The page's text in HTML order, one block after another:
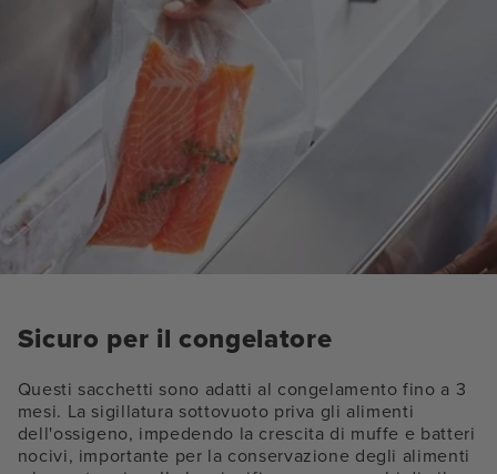
Sicuro per il congelatore
Questi sacchetti sono adatti al congelamento fino a 3
mesi. La sigillatura sottovuoto priva gli alimenti
dell'ossigeno, impedendo la crescita di muffe e batteri
nocivi, importante per la conservazione degli alimenti